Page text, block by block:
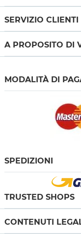
SERVIZIO CLIENTI
A PROPOSITO DI
MODALITÀ DI
SPEDIZIONI
TRUSTED SHOPS
CONTENUTI